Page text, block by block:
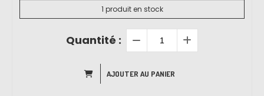
1 produit en stock
Quantité :
AJOUTER AU PANIER